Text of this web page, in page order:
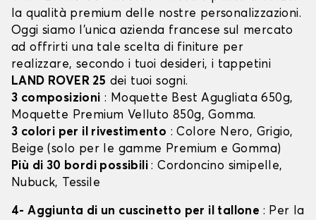
la qualità premium delle nostre personalizzazioni.
Oggi siamo l’unica azienda francese sul mercato
ad offrirti una tale scelta di finiture per
realizzare, secondo i tuoi desideri, i tappetini
LAND ROVER 25 dei tuoi sogni.
3 composizioni : Moquette Best Agugliata 650g,
Moquette Premium Velluto 850g, Gomma.
3 colori per il rivestimento : Colore Nero, Grigio,
Beige (solo per le gamme Premium e Gomma)
Più di 30 bordi possibili: Cordoncino simipelle,
Nubuck, Tessile
4- Aggiunta di un cuscinetto per il tallone : Per la